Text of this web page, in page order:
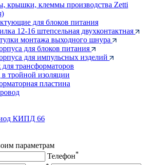
крышки, клеммы производства Zetti
для блоков питания
12-16 штепсельная двухконтактная
монтажа выходного шнура
для блоков питания
для импульсных изделий
трансформаторов
тройной изоляции
пластина
КИПД 66
параметрам
Телефон*